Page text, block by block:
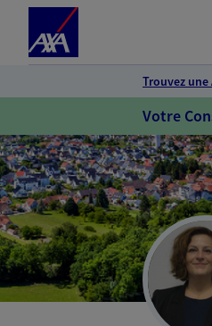
Trouvez une
Votre